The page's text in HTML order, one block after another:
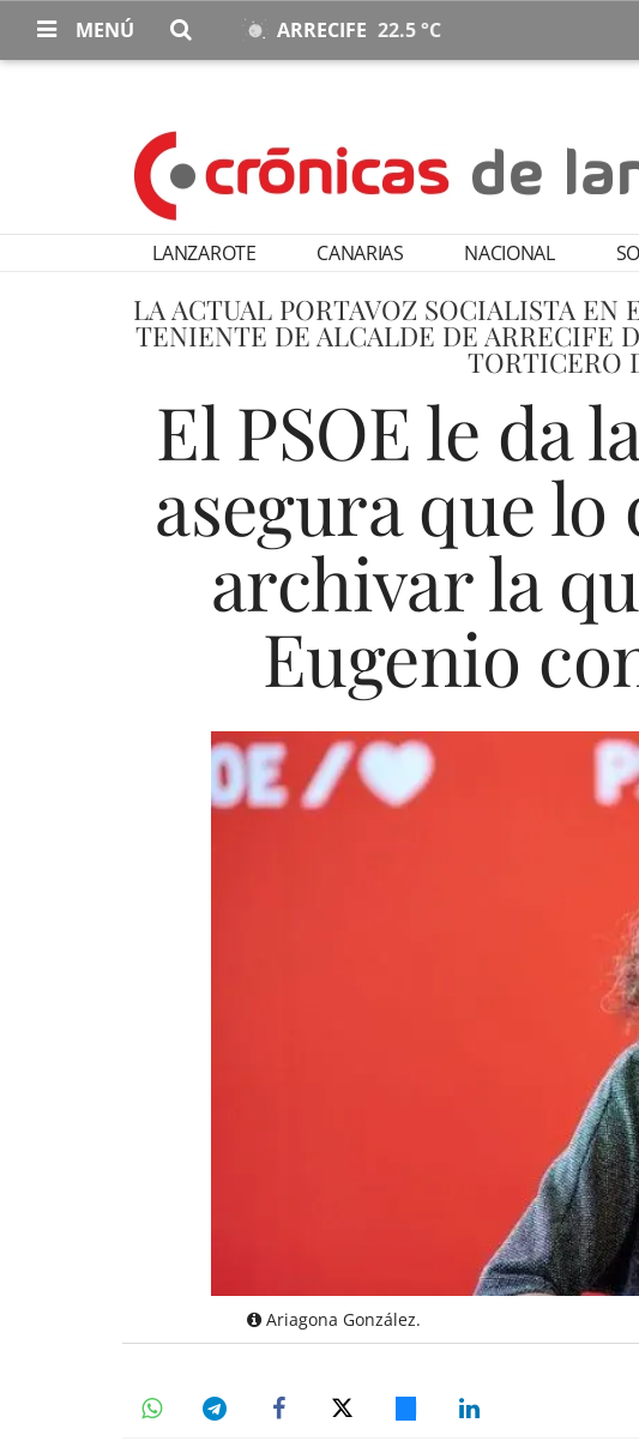
MENÚ ARRECIFE 22.5 °C
LANZAROTE CANARIAS NACIONAL
LA ACTUAL PORTAVOZ SOCIALISTA
TENIENTE DE ALCALDE DE ARRECIFE
TORTICERO
El PSOE le da
asegura que lo
archivar la
Eugenio
Ariagona González.